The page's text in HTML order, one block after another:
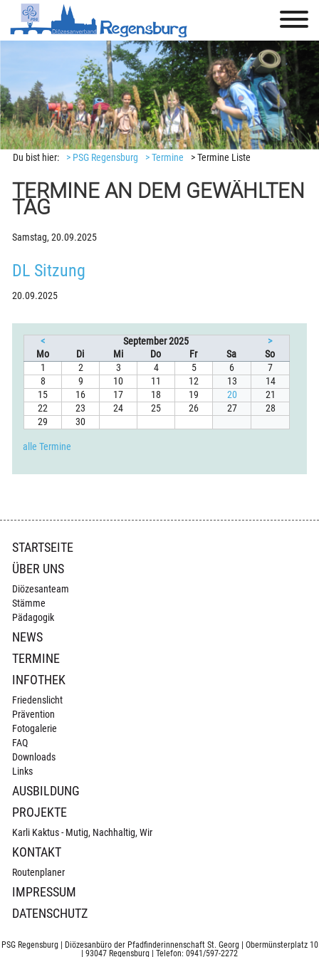
Du bist hier: > PSG Regensburg > Termine > Termine Liste
TERMINE AN DEM GEWÄHLTEN
TAG
Samstag, 20.09.2025
DL Sitzung
20.09.2025
< September 2025
>
Montag Dienstag Mittwoch DonnerstagFreitag Samstag Sonntag
1
2 3 4 5 6
7
8
9 10 11 12 13
14
15
16 17 18 19 20
21
22
23 24 25 26 27
28
29
30
alle Termine
STARTSEITE
ÜBER UNS
Diözesanteam
Stämme
Pädagogik
NEWS
TERMINE
INFOTHEK
Friedenslicht
Prävention
Fotogalerie
FAQ
Downloads
Links
AUSBILDUNG
PROJEKTE
Karli Kaktus - Mutig, Nachhaltig, Wir
KONTAKT
Routenplaner
IMPRESSUM
DATENSCHUTZ
PSG Regensburg | Diözesanbüro der Pfadfinderinnenschaft St. Georg | Obermünsterplatz 10
| 93047 Regensburg | Telefon: 0941/597-2272